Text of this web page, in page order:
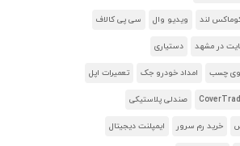
لند ویدیو وال سی پی کالاف
در مشهد دستیاری
چسب امداد خودرو جک تعمیرات اپل
صندلی پلاستیکی
خرید رم سرور ایمپلنت دیجیتال